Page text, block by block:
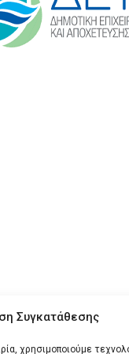
Συγκατάθεσης
χρησιμοποιούμε